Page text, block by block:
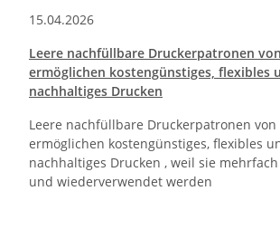
15.04.2026
Leere nachfüllbare Druckerpatronen
ermöglichen kostengünstiges, flexibles
nachhaltiges Drucken
Leere nachfüllbare Druckerpatronen von
ermöglichen kostengünstiges, flexibles
nachhaltiges Drucken , weil sie
und wiederverwendet werden